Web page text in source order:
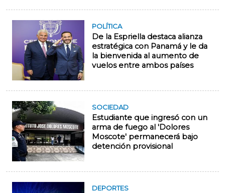
POLÍTICA
De la Espriella destaca alianza
estratégica con Panamá y le da
la bienvenida al aumento de
vuelos entre ambos países
SOCIEDAD
Estudiante que ingresó con un
arma de fuego al 'Dolores
Moscote' permanecerá bajo
detención provisional
DEPORTES